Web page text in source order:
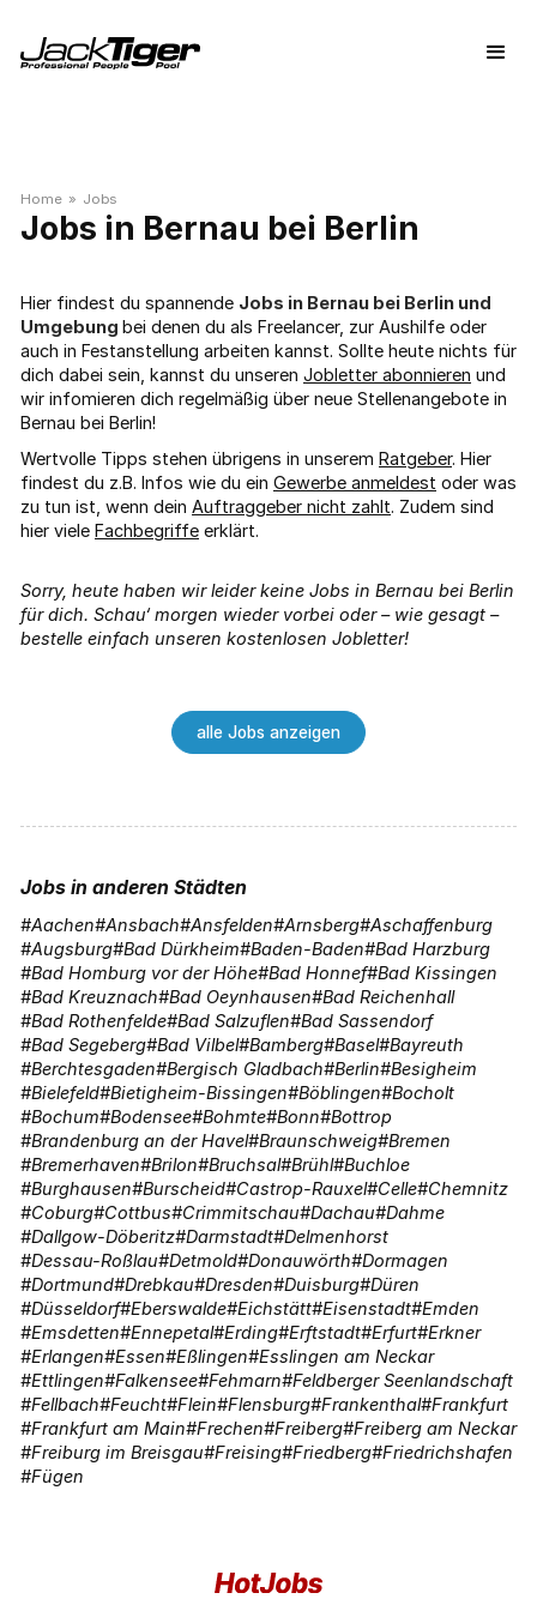
Home » Jobs
Bernau bei Berlin
Hier findest du spannende Jobs in Bernau bei Berlin und
Umgebung bei denen du als Freelancer, zur Aushilfe oder
auch in Festanstellung arbeiten kannst. Sollte heute nichts für
dich dabei sein, kannst du unseren Jobletter abonnieren und
wir infomieren dich regelmäßig über neue Stellenangebote in
Bernau bei Berlin!
Wertvolle Tipps stehen übrigens in unserem Ratgeber. Hier
findest du z.B. Infos wie du ein Gewerbe anmeldest oder was
zu tun ist, wenn dein Auftraggeber nicht zahlt. Zudem sind
hier viele Fachbegriffe erklärt.
Sorry, heute haben wir leider keine Jobs in Bernau bei Berlin
für dich. Schau‘ morgen wieder vorbei oder – wie gesagt –
bestelle einfach unseren kostenlosen Jobletter!
alle Jobs anzeigen
Jobs in anderen Städten
Aachen Ansbach Ansfelden Arnsberg Aschaffenburg
Augsburg Bad Dürkheim Baden-Baden Bad Harzburg
Bad Homburg vor der Höhe Bad Honnef Bad Kissingen
Bad Kreuznach Bad Oeynhausen Bad Reichenhall
Bad Rothenfelde Bad Salzuflen Bad Sassendorf
Bad Segeberg Bad Vilbel Bamberg Basel Bayreuth
Berchtesgaden Bergisch Gladbach Berlin Besigheim
Bielefeld Bietigheim-Bissingen Böblingen Bocholt
Bochum Bodensee Bohmte Bonn Bottrop
Brandenburg an der Havel Braunschweig Bremen
Bremerhaven Brilon Bruchsal Brühl Buchloe
Burghausen Burscheid Castrop-Rauxel Celle Chemnitz
Coburg Cottbus Crimmitschau Dachau Dahme
Dallgow-Döberitz Darmstadt Delmenhorst
Dessau-Roßlau Detmold Donauwörth Dormagen
Dortmund Drebkau Dresden Duisburg Düren
Düsseldorf Eberswalde Eichstätt Eisenstadt Emden
Emsdetten Ennepetal Erding Erftstadt Erfurt Erkner
Erlangen Essen Eßlingen Esslingen am Neckar
Ettlingen Falkensee Fehmarn Feldberger Seenlandschaft
Fellbach Feucht Flein Flensburg Frankenthal Frankfurt
Frankfurt am Main Frechen Freiberg Freiberg am Neckar
Freiburg im Breisgau Freising Friedberg Friedrichshafen
Fügen